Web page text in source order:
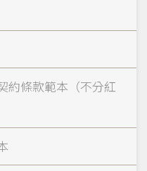
約條款範本（不分紅